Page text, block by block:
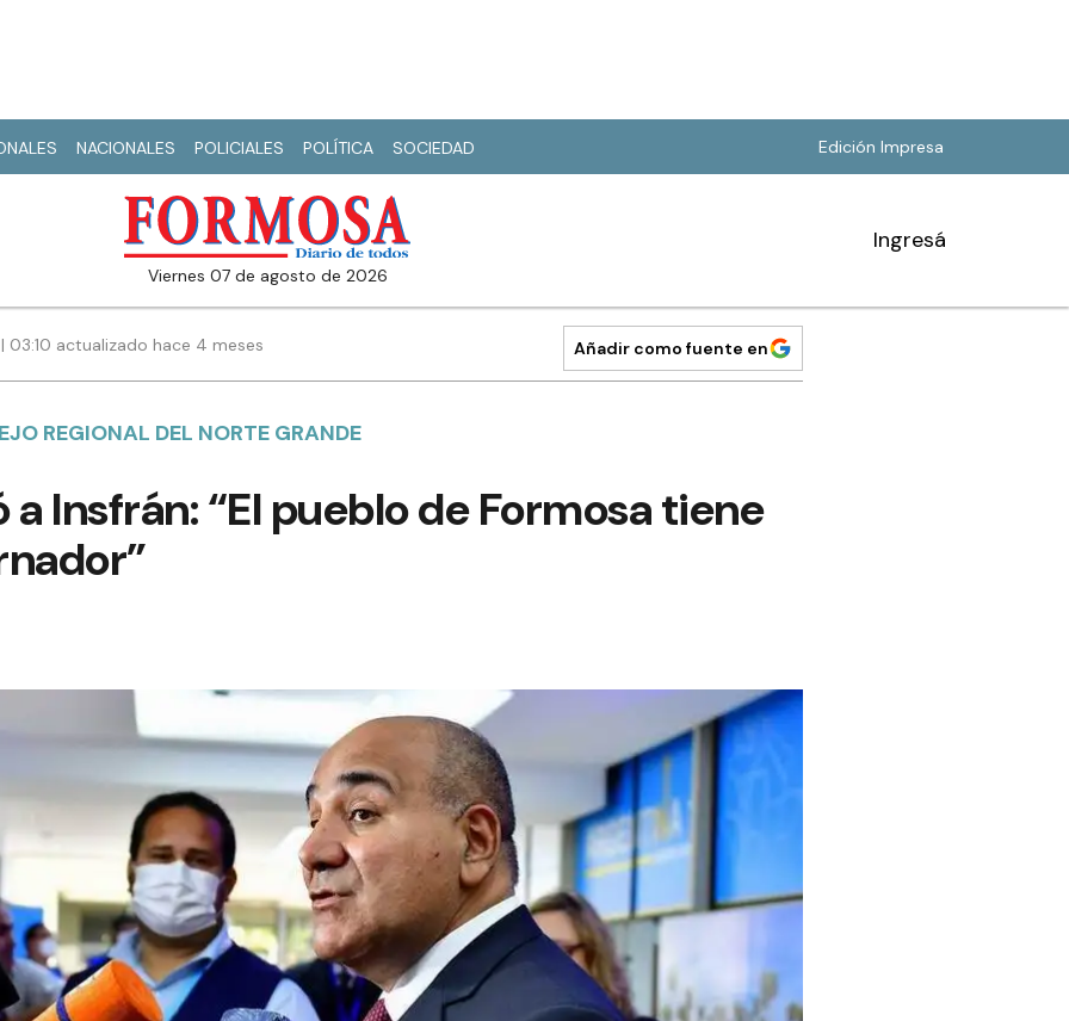
NACIONALES POLICIALES POLÍTICA SOCIEDAD Edición Impresa
viernes 07 de agosto de 2026
Ingresá
03:10 actualizado hace 4 meses Añadir como fuente en
REGIONAL DEL NORTE GRANDE
Insfrán: “El pueblo de Formosa tiene